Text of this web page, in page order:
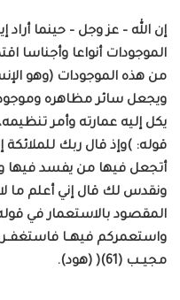
إن الله – عز وجل – حينما أراد
الموجودات أنواعا وأجناسا
من هذه الموجودات (وهو
ويجعل سائر مظاهره
يكل إليه عمارته وأمر
قوله: )وإذ قال ربك للملائكة
أتجعل فيها من يفسد فيها
المقصود بالاستعمار في
واستعمركم فيهــا فاستغفــروه
مجيــب (61)( (هود).